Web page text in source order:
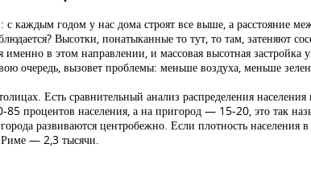
каждым годом у нас дома строят все выше, а расстояние
Высотки, понатыканные то тут, то там, затеняют
в этом направлении, и массовая высотная
очередь, вызовет проблемы: меньше воздуха, меньше
Есть сравнительный анализ распределения
процентов населения, а на пригород — 15-20, это так
развиваются центробежно. Если плотность
Риме — 2,3 тысячи.